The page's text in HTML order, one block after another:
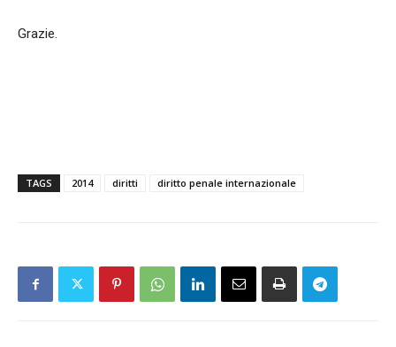
Grazie.
TAGS 2014 diritti diritto penale internazionale